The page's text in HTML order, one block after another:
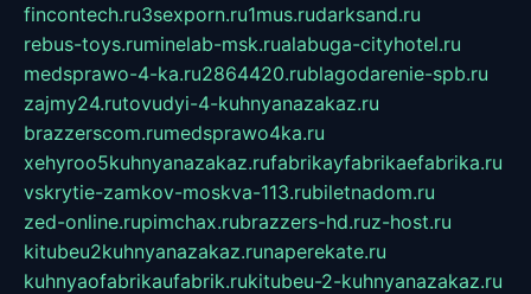
fincontech.ru3sexporn.ru1mus.rudarksand.ru
rebus-toys.ruminelab-msk.rualabuga-cityhotel.ru
medsprawo-4-ka.ru2864420.rublagodarenie-spb.ru
zajmy24.rutovudyi-4-kuhnyanazakaz.ru
brazzerscom.rumedsprawo4ka.ru
xehyroo5kuhnyanazakaz.rufabrikayfabrikaefabrika.ru
vskrytie-zamkov-moskva-113.rubiletnadom.ru
zed-online.rupimchax.rubrazzers-hd.ruz-host.ru
kitubeu2kuhnyanazakaz.runaperekate.ru
kuhnyaofabrikaufabrik.rukitubeu-2-kuhnyanazakaz.ru